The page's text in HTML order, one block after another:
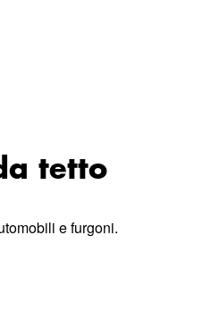
tetto
e furgoni.